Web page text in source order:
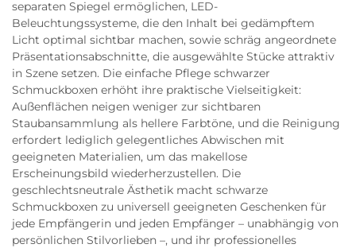
separaten Spiegel ermöglichen, LED-
Beleuchtungssysteme, die den Inhalt bei gedämpftem
Licht optimal sichtbar machen, sowie schräg angeordnete
Präsentationsabschnitte, die ausgewählte Stücke attraktiv
in Szene setzen. Die einfache Pflege schwarzer
Schmuckboxen erhöht ihre praktische Vielseitigkeit:
Außenflächen neigen weniger zur sichtbaren
Staubansammlung als hellere Farbtöne, und die Reinigung
erfordert lediglich gelegentliches Abwischen mit
geeigneten Materialien, um das makellose
Erscheinungsbild wiederherzustellen. Die
geschlechtsneutrale Ästhetik macht schwarze
Schmuckboxen zu universell geeigneten Geschenken für
jede Empfängerin und jeden Empfänger – unabhängig von
persönlichen Stilvorlieben –, und ihr professionelles